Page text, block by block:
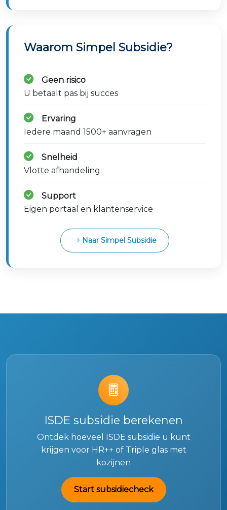
Waarom Simpel Subsidie?
Geen risico
U betaalt pas bij succes
Ervaring
Iedere maand 1500+ aanvragen
Snelheid
Vlotte afhandeling
Support
Eigen portaal en klantenservice
Naar Simpel Subsidie
ISDE subsidie berekenen
Ontdek hoeveel ISDE subsidie u kunt
krijgen voor HR++ of Triple glas met
kozijnen
Start subsidiecheck